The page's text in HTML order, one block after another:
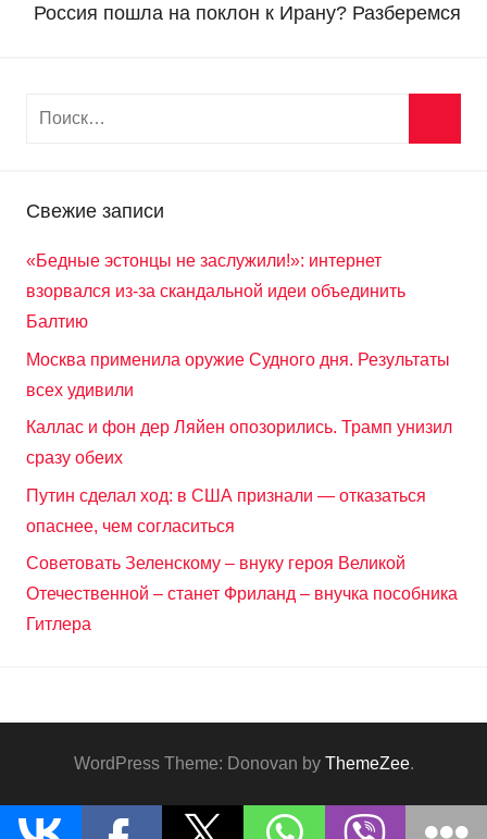
Россия пошла на поклон к Ирану? Разберемся
Свежие записи
«Бедные эстонцы не заслужили!»: интернет
взорвался из-за скандальной идеи объединить
Балтию
Москва применила оружие Судного дня. Результаты
всех удивили
Каллас и фон дер Ляйен опозорились. Трамп унизил
сразу обеих
Путин сделал ход: в США признали — отказаться
опаснее, чем согласиться
Советовать Зеленскому – внуку героя Великой
Отечественной – станет Фриланд – внучка пособника
Гитлера
WordPress Theme: Donovan by ThemeZee.